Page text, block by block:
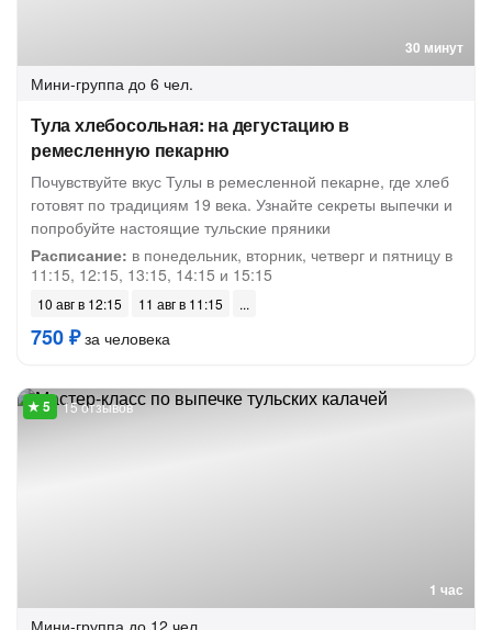
30 минут
Мини-группа до 6 чел.
Тула хлебосольная: на дегустацию в
ремесленную пекарню
Почувствуйте вкус Тулы в ремесленной пекарне, где хлеб
готовят по традициям 19 века. Узнайте секреты выпечки и
попробуйте настоящие тульские пряники
Расписание: в понедельник, вторник, четверг и пятницу в
11:15, 12:15, 13:15, 14:15 и 15:15
10 авг в 12:15 11 авг в 11:15
750 ₽за человека
1 час
15 отзывов
Мини-группа до 12 чел.